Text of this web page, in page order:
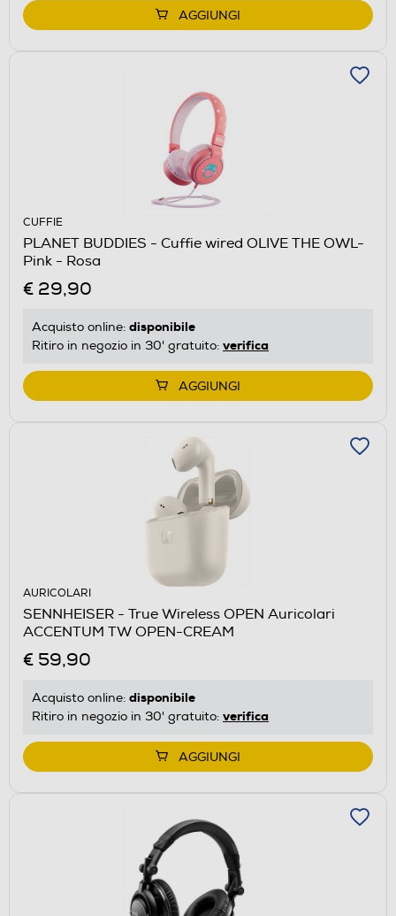
AGGIUNGI
CUFFIE
PLANET BUDDIES - Cuffie wired OLIVE THE OWL-
Pink - Rosa
€ 29,90
Acquisto online: disponibile
Ritiro in negozio in 30' gratuito: verifica
AGGIUNGI
AURICOLARI
SENNHEISER - True Wireless OPEN Auricolari
ACCENTUM TW OPEN-CREAM
€ 59,90
Acquisto online: disponibile
Ritiro in negozio in 30' gratuito: verifica
AGGIUNGI